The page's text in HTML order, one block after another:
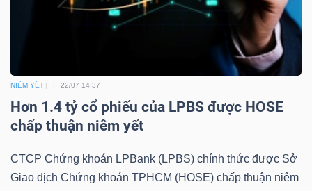
NIÊM YẾT 22/07 14:37
Hơn 1.4 tỷ cổ phiếu của LPBS được HOSE
chấp thuận niêm yết
CTCP Chứng khoán LPBank (LPBS) chính thức được Sở
Giao dịch Chứng khoán TPHCM (HOSE) chấp thuận niêm
khoán
Tất cả Cổ phiếu Chỉ số